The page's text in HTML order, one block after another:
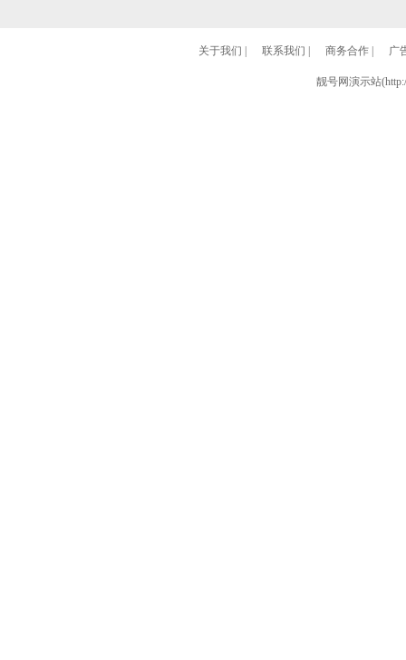
关于我们 联系我们 商务合作| 广
靓号网演示站